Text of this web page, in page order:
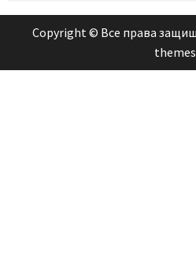
Copyright © Все права